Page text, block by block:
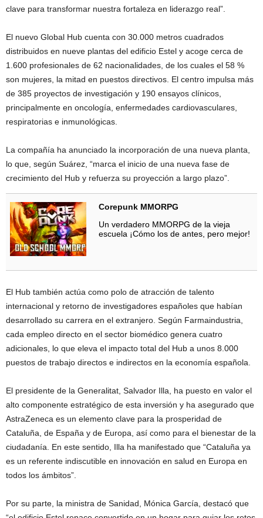
clave para transformar nuestra fortaleza en liderazgo real”.
El nuevo Global Hub cuenta con 30.000 metros cuadrados
distribuidos en nueve plantas del edificio Estel y acoge cerca de
1.600 profesionales de 62 nacionalidades, de los cuales el 58 %
son mujeres, la mitad en puestos directivos. El centro impulsa más
de 385 proyectos de investigación y 190 ensayos clínicos,
principalmente en oncología, enfermedades cardiovasculares,
respiratorias e inmunológicas.
La compañía ha anunciado la incorporación de una nueva planta,
lo que, según Suárez, “marca el inicio de una nueva fase de
crecimiento del Hub y refuerza su proyección a largo plazo”.
Corepunk MMORPG
Un verdadero MMORPG de la vieja
escuela ¡Cómo los de antes, pero mejor!
El Hub también actúa como polo de atracción de talento
internacional y retorno de investigadores españoles que habían
desarrollado su carrera en el extranjero. Según Farmaindustria,
cada empleo directo en el sector biomédico genera cuatro
adicionales, lo que eleva el impacto total del Hub a unos 8.000
puestos de trabajo directos e indirectos en la economía española.
El presidente de la Generalitat, Salvador Illa, ha puesto en valor el
alto componente estratégico de esta inversión y ha asegurado que
AstraZeneca es un elemento clave para la prosperidad de
Cataluña, de España y de Europa, así como para el bienestar de la
ciudadanía. En este sentido, Illa ha manifestado que “Cataluña ya
es un referente indiscutible en innovación en salud en Europa en
todos los ámbitos”.
Por su parte, la ministra de Sanidad, Mónica García, destacó que